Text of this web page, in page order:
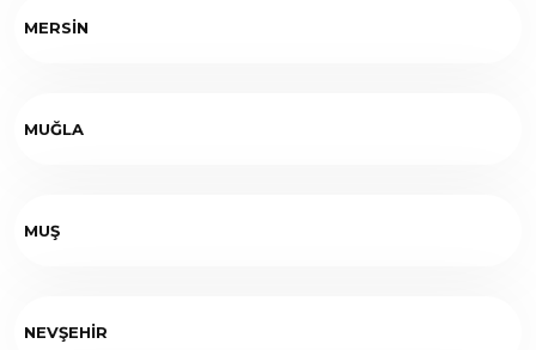
MERSİN
MUĞLA
MUŞ
NEVŞEHİR